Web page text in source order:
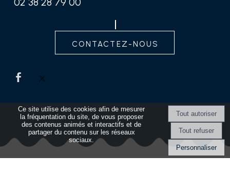
contactez-nous
Ce site utilise des cookies afin de mesurer
la fréquentation du site, de vous proposer
des contenus animés et interactifs et de
partager du contenu sur les réseaux
sociaux.
Personnaliser